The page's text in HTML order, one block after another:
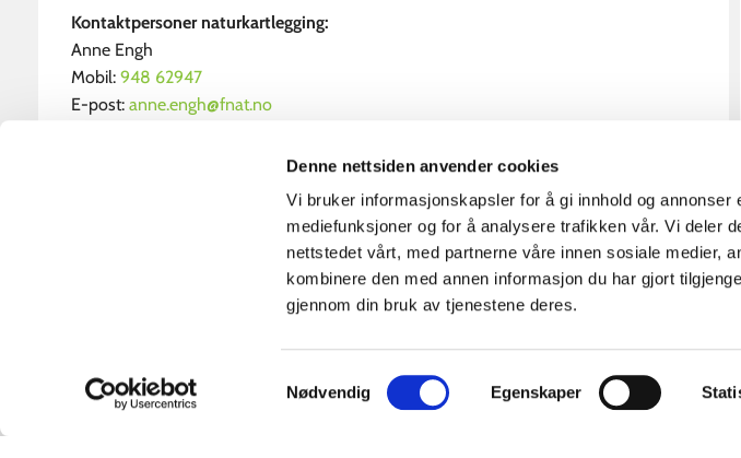
Denne nettsiden anvender cookies
Vi bruker informasjonskapsler for å gi innhold og
mediefunksjoner og for å analysere trafikken vår. Vi deler
nettstedet vårt, med partnerne våre innen sosiale medier,
kombinere den med annen informasjon du har gjort
gjennom din bruk av tjenestene deres.
Samtykkevalg
Nødvendig Egenskaper
Kontaktpersoner naturkartlegging:
Anne Engh
Mobil: 948 62947
E-post: anne.engh@fnat.no
Faun Naturforvaltning AS
Se kontakt oss for kontaktinfo